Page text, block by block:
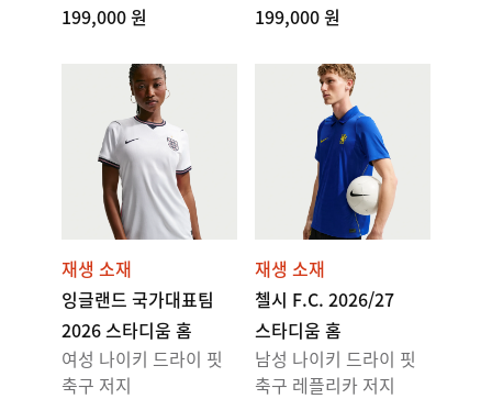
199,000 원
199,000 원
재생 소재
잉글랜드 국가대표팀
2026 스타디움 홈
여성 나이키 드라이 핏
축구 저지
재생 소재
첼시 F.C. 2026/27
스타디움 홈
남성 나이키 드라이 핏
축구 레플리카 저지